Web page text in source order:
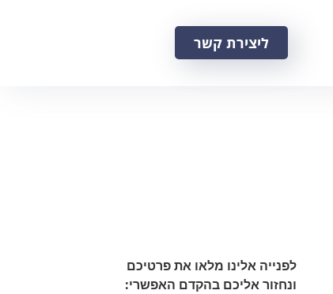
ליצירת קשר
לפנייה אלינו מלאו את פרטיכם
ונחזור אליכם בהקדם האפשרי: